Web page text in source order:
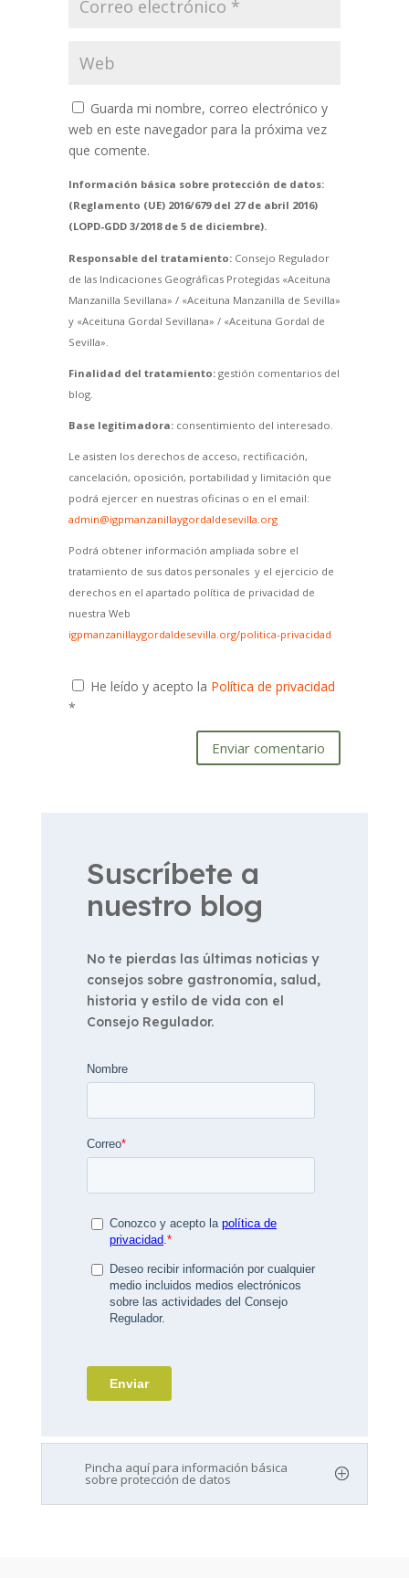
Guarda mi nombre, correo electrónico y
web en este navegador para la próxima vez
que comente.
Información básica sobre protección de datos:
(Reglamento (UE) 2016/679 del 27 de abril 2016)
(LOPD-GDD 3/2018 de 5 de diciembre).
Responsable del tratamiento:Consejo Regulador
de las Indicaciones Geográficas Protegidas «Aceituna
Manzanilla Sevillana» / «Aceituna Manzanilla de Sevilla»
y «Aceituna Gordal Sevillana» / «Aceituna Gordal de
Sevilla».
Finalidad del tratamiento:gestión comentarios del
blog.
Base legitimadora:consentimiento del interesado.
Le asisten los derechos de acceso, rectificación,
cancelación, oposición, portabilidad y limitación que
podrá ejercer en nuestras oficinas o en el email:
admin@igpmanzanillaygordaldesevilla.org
Podrá obtener información ampliada sobre el
tratamiento de sus datos personales y el ejercicio de
derechos en el apartado política de privacidad de
nuestra Web
igpmanzanillaygordaldesevilla.org/politica-privacidad
He leído y acepto la Política de privacidad
*
Enviar comentario
Suscríbete a
nuestro blog
No te pierdas las últimas noticias y
consejos sobre gastronomía, salud,
historia y estilo de vida con el
Consejo Regulador.
Pincha aquí para información básica
sobre protección de datos